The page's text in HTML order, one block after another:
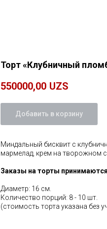
Торт «Клубничный
550000,00 UZS
Добавить в корзину
Миндальный бисквит с
мармелад, крем на творожном
Заказы на торты
Диаметр: 16 см.
Количество порций: 8 - 10 шт.
(стоимость торта указана без